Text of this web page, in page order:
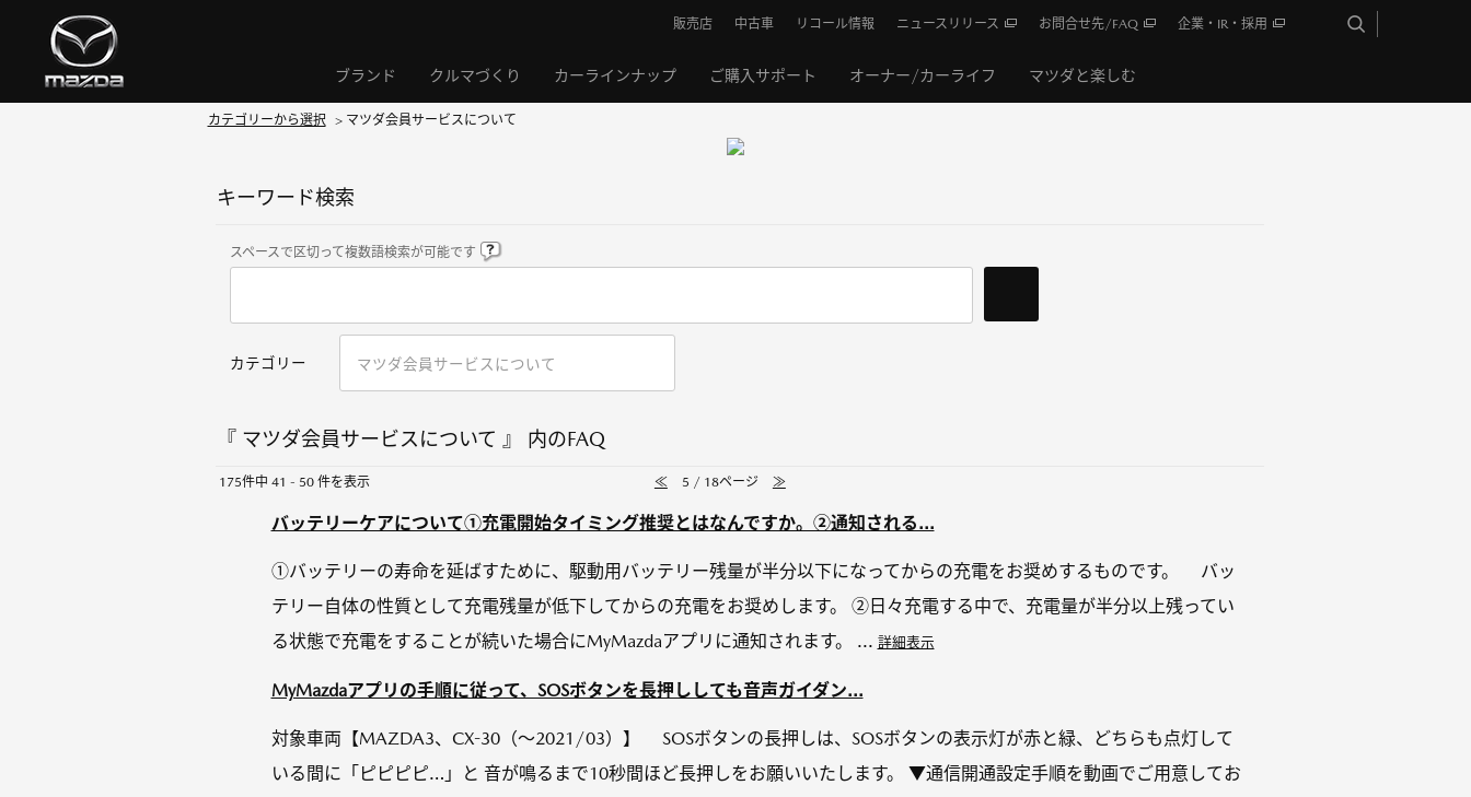
ブランド クルマづくり カーラインナップ ご購入サポート オーナー/カーライフ マツダと楽しむ
販売店 中古車 リコール情報 ニュースリリース お問合せ先/FAQ 企業・IR・採用
カテゴリーから選択 > マツダ会員サービスについて
キーワード検索
スペースで区切って複数語検索が可能です
カテゴリー
『 マツダ会員サービスについて 』 内のFAQ
175件中 41 - 50 件を表示 ≪ 5 / 18ページ ≫
バッテリーケアについて①充電開始タイミング推奨とはなんですか。②通知される...
①バッテリーの寿命を延ばすために、駆動用バッテリー残量が半分以下になってからの充電をお奨めするものです。 バッ
テリー自体の性質として充電残量が低下してからの充電をお奨めします。 ②日々充電する中で、充電量が半分以上残ってい
る状態で充電をすることが続いた場合にMyMazdaアプリに通知されます。 ... 詳細表示
MyMazdaアプリの手順に従って、SOSボタンを長押ししても音声ガイダン...
対象車両【MAZDA3、CX-30（～2021/03）】 SOSボタンの長押しは、SOSボタンの表示灯が赤と緑、どちらも点灯して
いる間に「ピピピピ…」と 音が鳴るまで10秒間ほど長押しをお願いいたします。 ▼通信開通設定手順を動画でご用意してお